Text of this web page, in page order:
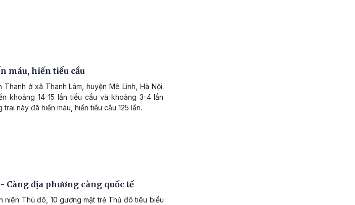
máu, hiến tiểu cầu
ở xã Thanh Lâm, huyện Mê Linh, Hà Nội.
khoảng 14-15 lần tiểu cầu và khoảng 3-4 lần
trai này đã hiến máu, hiến tiểu cầu 125 lần.
Càng địa phương càng quốc tế
niên Thủ đô, 10 gương mặt trẻ Thủ đô tiêu biểu